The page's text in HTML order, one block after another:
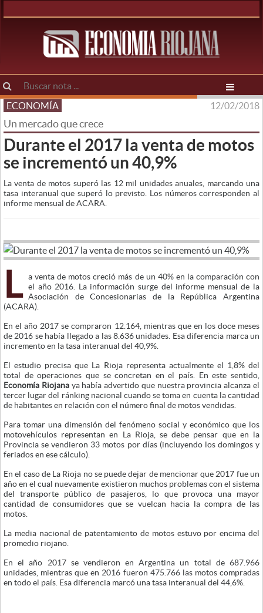
ECONOMÍA 12/02/2018
Un mercado que crece
Durante el 2017 la venta de motos
se incrementó un 40,9%
La venta de motos superó las 12 mil unidades anuales, marcando una
tasa interanual que superó lo previsto. Los números corresponden al
informe mensual de ACARA.
L
a venta de motos creció más de un 40% en la comparación con
el año 2016. La información surge del informe mensual de la
Asociación de Concesionarias de la República Argentina
(ACARA).
En el año 2017 se compraron 12.164, mientras que en los doce meses
de 2016 se había llegado a las 8.636 unidades. Esa diferencia marca un
incremento en la tasa interanual del 40,9%.
El estudio precisa que La Rioja representa actualmente el 1,8% del
total de operaciones que se concretan en el país. En este sentido,
Economía Riojanaya había advertido que nuestra provincia alcanza el
tercer lugar del ránking nacional cuando se toma en cuenta la cantidad
de habitantes en relación con el número final de motos vendidas.
Para tomar una dimensión del fenómeno social y económico que los
motovehículos representan en La Rioja, se debe pensar que en la
Provincia se vendieron 33 motos por días (incluyendo los domingos y
feriados en ese cálculo).
En el caso de La Rioja no se puede dejar de mencionar que 2017 fue un
año en el cual nuevamente existieron muchos problemas con el sistema
del transporte público de pasajeros, lo que provoca una mayor
cantidad de consumidores que se vuelcan hacia la compra de las
motos.
La media nacional de patentamiento de motos estuvo por encima del
promedio riojano.
En el año 2017 se vendieron en Argentina un total de 687.966
unidades, mientras que en 2016 fueron 475.766 las motos compradas
en todo el país. Esa diferencia marcó una tasa interanual del 44,6%.